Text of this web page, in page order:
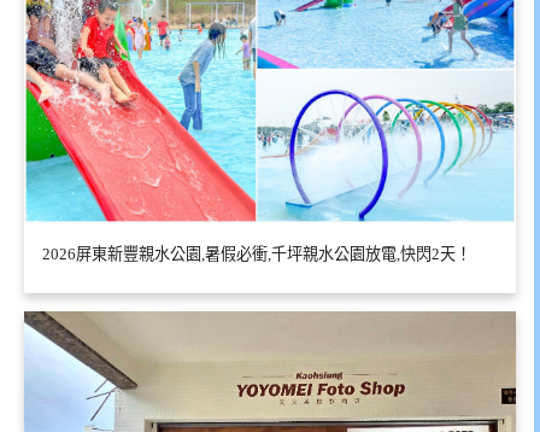
2026屏東新豐親水公園,暑假必衝,千坪親水公園放電,快閃2天！